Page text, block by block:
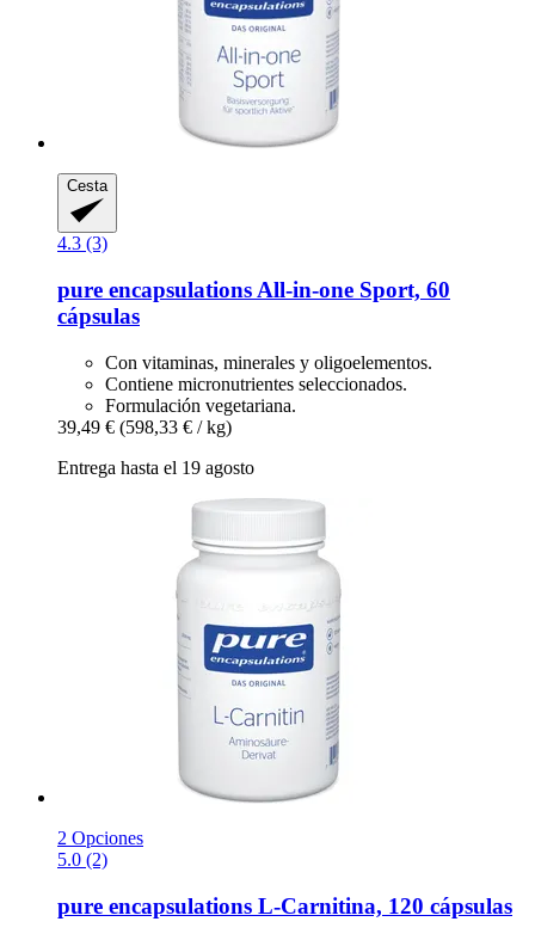
Cesta
4.3 (3)
pure encapsulations All-​in-​one Sport, 60
cápsulas
Con vitaminas, minerales y oligoelementos.
Contiene micronutrientes seleccionados.
Formulación vegetariana.
39,49 € (598,33 € / kg)
Entrega hasta el 19 agosto
2 Opciones
5.0 (2)
pure encapsulations L-​Carnitina, 120 cápsulas